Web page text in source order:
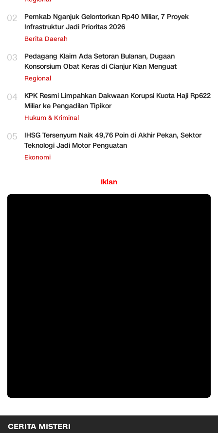
02
Pemkab Nganjuk Gelontorkan Rp40 Miliar, 7 Proyek
Infrastruktur Jadi Prioritas 2026
Berita Daerah
03
Pedagang Klaim Ada Setoran Bulanan, Dugaan
Konsorsium Obat Keras di Cianjur Kian Menguat
Regional
04
KPK Resmi Limpahkan Dakwaan Korupsi Kuota Haji Rp622
Miliar ke Pengadilan Tipikor
Hukum & Kriminal
05
IHSG Tersenyum Naik 49,76 Poin di Akhir Pekan, Sektor
Teknologi Jadi Motor Penguatan
Ekonomi
Iklan
CERITA MISTERI